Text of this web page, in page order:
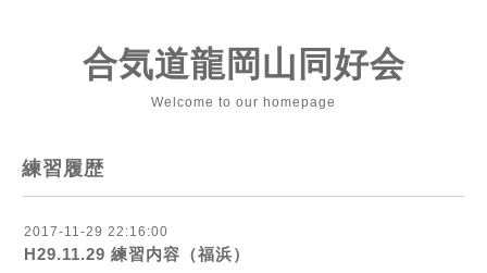
合気道龍岡山同好会
Welcome to our homepage
練習履歴
2017-11-29 22:16:00
H29.11.29 練習内容（福浜）